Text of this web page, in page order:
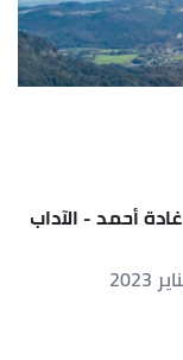
غادة أحمد- الآداب